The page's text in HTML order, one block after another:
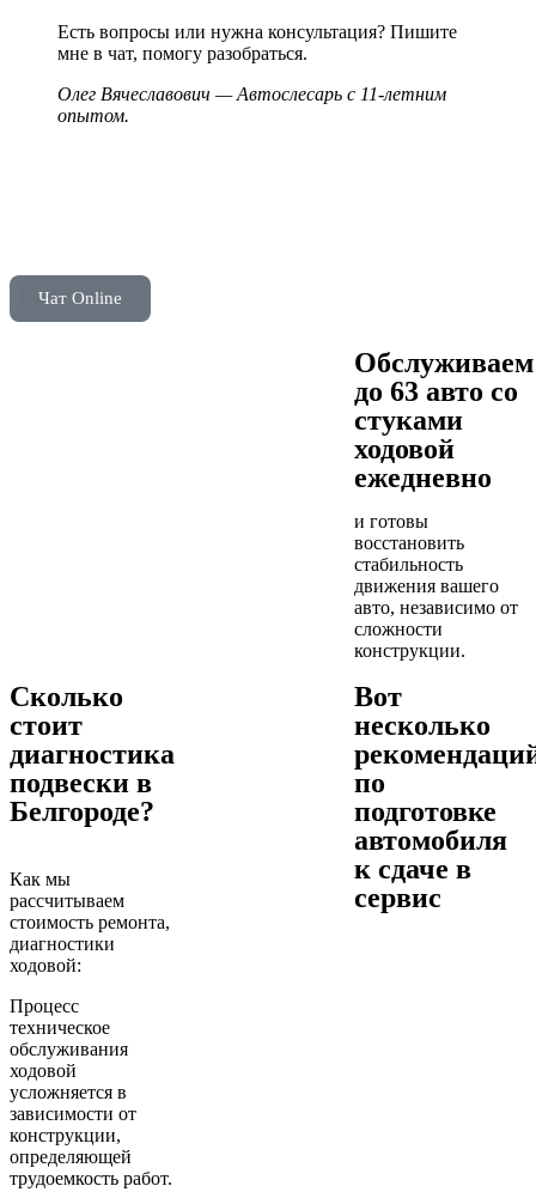
Есть вопросы или нужна консультация? Пишите
мне в чат, помогу разобраться.
Олег Вячеславович — Автослесарь с 11-летним
опытом.
Чат Online
Обслуживаем
до 63 авто со
стуками
ходовой
ежедневно
и готовы
восстановить
стабильность
движения вашего
авто, независимо от
сложности
конструкции.
Cколько
стоит
диагностика
подвески в
Белгороде?
Как мы
рассчитываем
стоимость ремонта,
диагностики
ходовой:
Процесс
техническое
обслуживания
ходовой
усложняется в
зависимости от
конструкции,
определяющей
трудоемкость работ.
Вот
несколько
по
подготовке
автомобиля
к сдаче в
сервис